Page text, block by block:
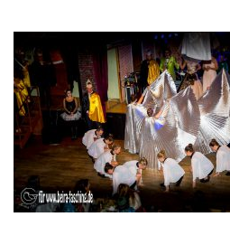
ARCHIV